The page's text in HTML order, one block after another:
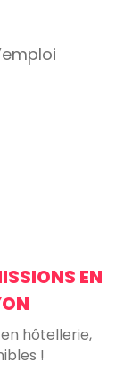
EN
hôtellerie,
!